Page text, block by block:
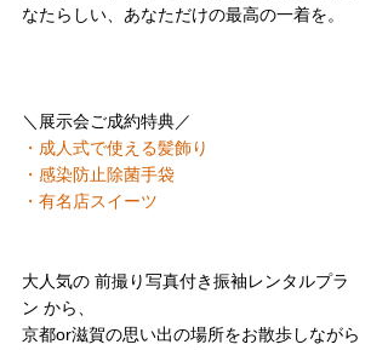
なたらしい、あなただけの最高の一着を。
＼展示会ご成約特典／
・成人式で使える髪飾り
・感染防止除菌手袋
・有名店スイーツ
大人気の 前撮り写真付き振袖レンタルプラ
ン から、
京都or滋賀の思い出の場所をお散歩しながら